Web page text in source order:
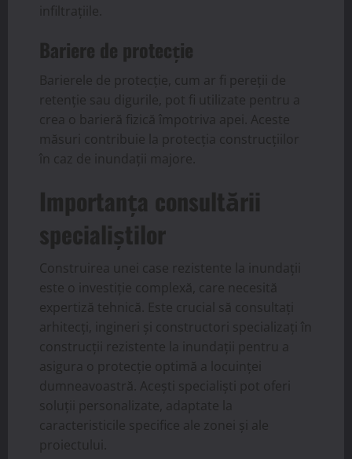
infiltrațiile.
Bariere de protecție
Barierele de protecție, cum ar fi pereții de
retenție sau digurile, pot fi utilizate pentru a
crea o barieră fizică împotriva apei. Aceste
măsuri contribuie la protecția construcțiilor
în caz de inundații majore.
Importanța consultării
specialiștilor
Construirea unei case rezistente la inundații
este o investiție complexă, care necesită
expertiză tehnică. Este crucial să consultați
arhitecți, ingineri și constructori specializați în
construcții rezistente la inundații pentru a
asigura o protecție optimă a locuinței
dumneavoastră. Acești specialiști pot oferi
soluții personalizate, adaptate la
caracteristicile specifice ale zonei și ale
proiectului.